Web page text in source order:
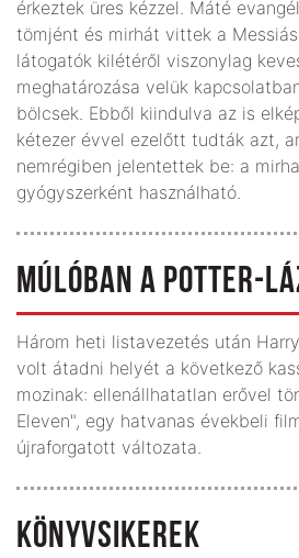
érkeztek üres kézzel. Máté
tömjént és mirhát vittek a
látogatók kilétéről viszonylag
meghatározása velük
bölcsek. Ebből kiindulva az is
kétezer évvel ezelőtt tudták azt,
nemrégiben jelentettek be: a
gyógyszerként használható.
MÚLÓBAN A POTTER-
Három heti listavezetés után
volt átadni helyét a következő
mozinak: ellenállhatatlan erővel
Eleven", egy hatvanas évekbeli
újraforgatott változata.
KÖNYVSIKEREK